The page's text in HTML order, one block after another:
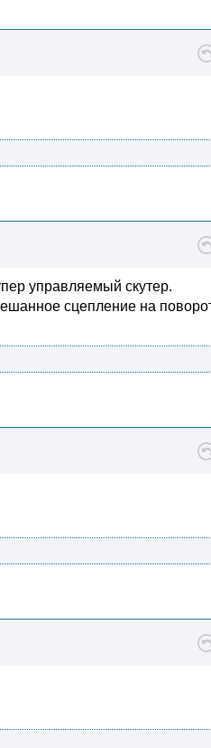
управляемый скутер.
сцепление на